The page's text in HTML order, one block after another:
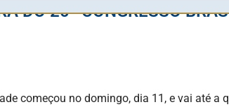
DO 20º CONGRESSO
começou no domingo, dia 11, e vai até a